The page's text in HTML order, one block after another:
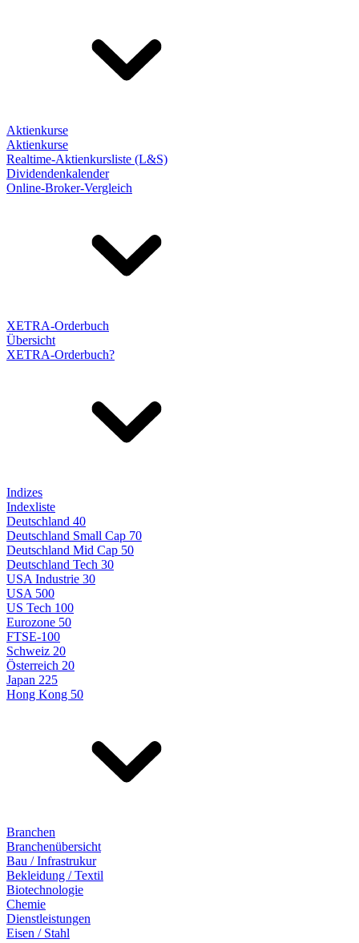
Aktienkurse
Aktienkurse
Realtime-Aktienkursliste (L&S)
Dividendenkalender
Online-Broker-Vergleich
XETRA-Orderbuch
Übersicht
XETRA-Orderbuch?
Indizes
Indexliste
Deutschland 40
Deutschland Small Cap 70
Deutschland Mid Cap 50
Deutschland Tech 30
USA Industrie 30
USA 500
US Tech 100
Eurozone 50
FTSE-100
Schweiz 20
Österreich 20
Japan 225
Hong Kong 50
Branchen
Branchenübersicht
Bau / Infrastrukur
Bekleidung / Textil
Biotechnologie
Chemie
Dienstleistungen
Eisen / Stahl